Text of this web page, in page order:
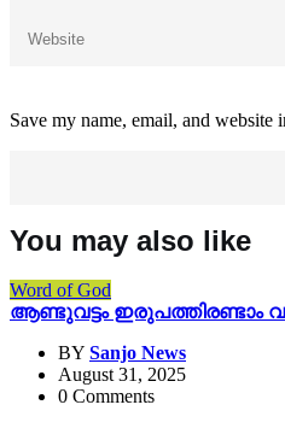
Save my name, email, and
You may also like
Word of God
ആണ്ടുവട്ടം ഇരുപത്തിരണ്ടാം
BY Sanjo News
August 31, 2025
0 Comments